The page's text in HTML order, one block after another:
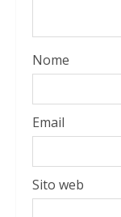
Nome
Email
Sito web